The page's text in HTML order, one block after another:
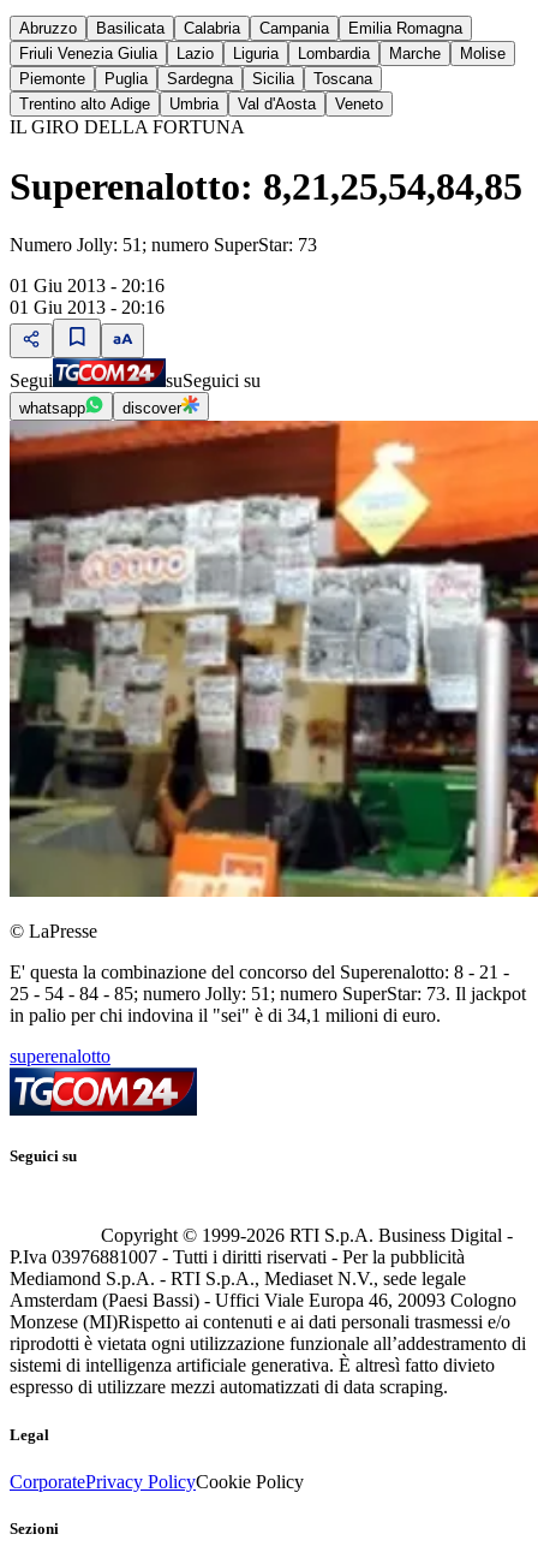
Abruzzo Basilicata Calabria Campania
Emilia Romagna
Friuli Venezia Giulia
Lazio Liguria Lombardia Marche
Molise
Piemonte
Puglia Sardegna Sicilia
Toscana
Trentino alto Adige
Umbria Val d'Aosta Veneto
IL GIRO DELLA FORTUNA
Superenalotto: 8,21,25,54,84,85
Numero Jolly: 51; numero SuperStar: 73
01 Giu 2013 - 20:16
01 Giu 2013 - 20:16
Segui suSeguici su
whatsapp discover
© LaPresse
E' questa la combinazione del concorso del Superenalotto: 8 - 21 -
25 - 54 - 84 - 85; numero Jolly: 51; numero SuperStar: 73. Il jackpot
in palio per chi indovina il "sei" è di 34,1 milioni di euro.
superenalotto
Seguici su
Copyright © 1999-2026 RTI S.p.A. Business Digital -
P.Iva 03976881007 - Tutti i diritti riservati - Per la pubblicità
Mediamond S.p.A. - RTI S.p.A., Mediaset N.V., sede legale
Amsterdam (Paesi Bassi) - Uffici Viale Europa 46, 20093 Cologno
Monzese (MI)Rispetto ai contenuti e ai dati personali trasmessi e/o
riprodotti è vietata ogni utilizzazione funzionale all’addestramento di
sistemi di intelligenza artificiale generativa. È altresì fatto divieto
espresso di utilizzare mezzi automatizzati di data scraping.
Legal
CorporatePrivacy PolicyCookie Policy
Sezioni